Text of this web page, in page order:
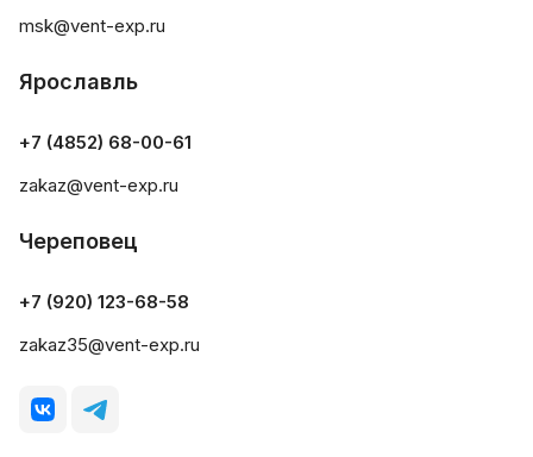
msk@vent-exp.ru
Ярославль
+7 (4852) 68-00-61
zakaz@vent-exp.ru
Череповец
+7 (920) 123-68-58
zakaz35@vent-exp.ru